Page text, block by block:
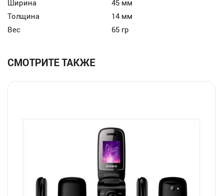
Ширина
45 мм
Толщина
14 мм
Вес
65 гр
СМОТРИТЕ ТАКЖЕ